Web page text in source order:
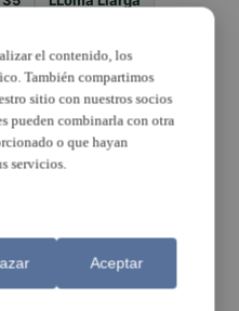
el contenido, los
También compartimos
sitio con nuestros socios
pueden combinarla con otra
o que hayan
servicios.
Aceptar